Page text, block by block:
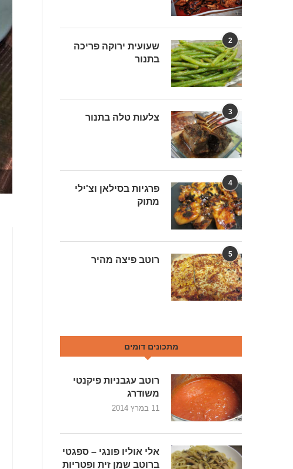
2
שעועית ירוקה פריכה
בתנור
3
צלעות טלה בתנור
4
פרגיות בסילאן וצ'ילי
מתוק
5
רוטב פיצה מהיר
מתכונים דומים
רוטב עגבניות פיקנטי
משודרג
11 במרץ 2014
אלי אוליו פונגי – ספגטי
ברוטב שמן זית ופטריות